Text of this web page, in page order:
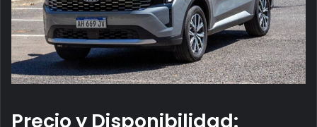
Precio y Disponibilidad: